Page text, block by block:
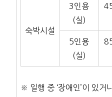
숙박시설
3인용
(실)
5인용
(실)
※ 일행 중 ‘장애인’이 있거